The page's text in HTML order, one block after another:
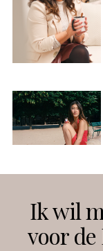
Instagram
Ik wil
voor